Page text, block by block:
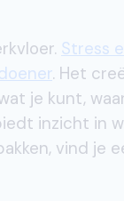
Stress
. Het
je kunt,
inzicht in
vind je